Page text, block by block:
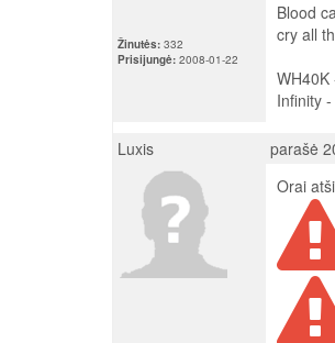
Žinutės: 332
Prisijungė: 2008-01-22
Blood
cry all
WH40K
Infinity
Luxis parašė
Orai